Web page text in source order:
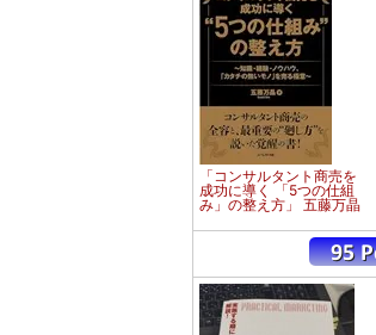
「コンサルタント商売を
成功に導く 「5つの仕組
み」の整え方」 五藤万晶